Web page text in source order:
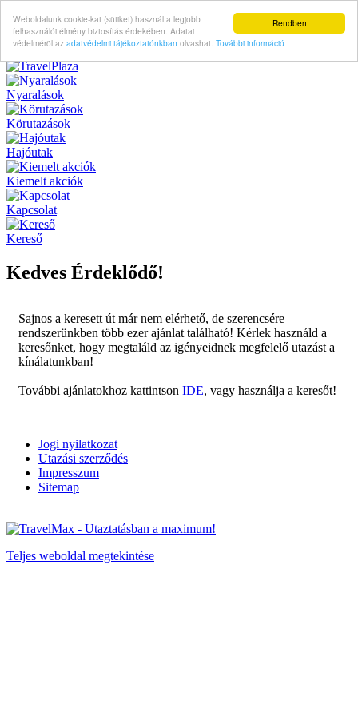
Rendben
Weboldalunk cookie-kat (sütiket) használ a legjobb
felhasználói élmény biztosítás érdekében. Adatai
védelméröl az adatvédelmi tájékoztatónkban olvashat. További információ
Nyaralások
Körutazások
Hajóutak
Kiemelt akciók
Kapcsolat
Kereső
Kedves Érdeklődő!
Sajnos a keresett út már nem elérhető, de szerencsére
rendszerünkben több ezer ajánlat található! Kérlek használd a
keresőnket, hogy megtaláld az igényeidnek megfelelő utazást a
kínálatunkban!
További ajánlatokhoz kattintson IDE, vagy használja a keresőt!
Jogi nyilatkozat
Utazási szerződés
Impresszum
Sitemap
Teljes weboldal megtekintése